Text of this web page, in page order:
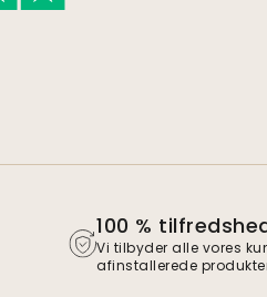
100 %
Vi tilbyder alle vores
afinstallerede